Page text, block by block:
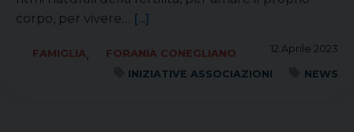
corpo, per vivere… [...]
12 Aprile 2023
FAMIGLIA,
FORANIA CONEGLIANO
INIZIATIVE ASSOCIAZIONI
NEWS